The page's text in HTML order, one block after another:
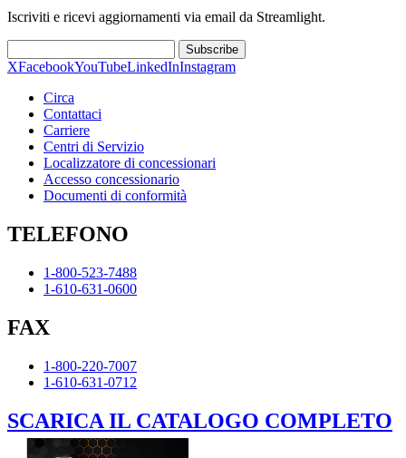
Iscriviti e ricevi aggiornamenti via email da Streamlight.
Subscribe
XFacebookYouTubeLinkedInInstagram
Circa
Contattaci
Carriere
Centri di Servizio
Localizzatore di concessionari
Accesso concessionario
Documenti di conformità
TELEFONO
1-800-523-7488
1-610-631-0600
FAX
1-800-220-7007
1-610-631-0712
SCARICA IL CATALOGO COMPLETO